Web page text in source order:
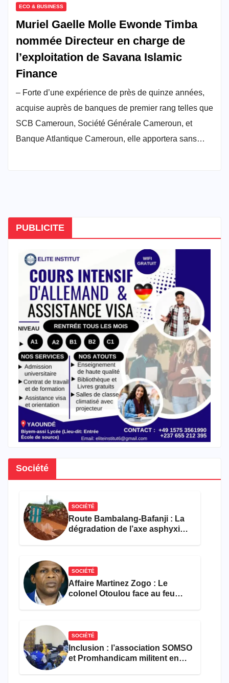
ECO & BUSINESS
Muriel Gaelle Molle Ewonde Timba
nommée Directeur en charge de
l’exploitation de Savana Islamic
Finance
– Forte d’une expérience de près de quinze années,
acquise auprès de banques de premier rang telles que
SCB Cameroun, Société Générale Cameroun, et
Banque Atlantique Cameroun, elle apportera sans…
PUBLICITE
Société
SOCIÉTÉ
Route Bambalang-Bafanji : La
dégradation de l’axe asphyxie
SOCIÉTÉ
Affaire Martinez Zogo : Le
colonel Otoulou face au feu
SOCIÉTÉ
Inclusion : l’association SOMSO
et Promhandicam militent en